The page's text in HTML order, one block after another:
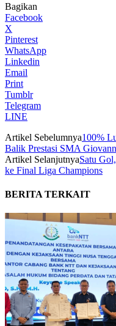
Bagikan
Facebook
X
Pinterest
WhatsApp
Linkedin
Email
Print
Tumblr
Telegram
LINE
Artikel Sebelumnya100%
Balik Prestasi SMA
Artikel SelanjutnyaSatu
ke Final Liga Champions
BERITA TERKAIT